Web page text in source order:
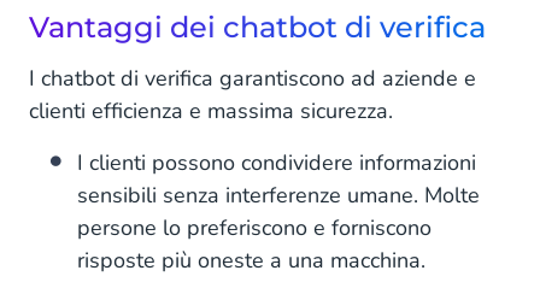
Vantaggi dei chatbot di verifica
I chatbot di verifica garantiscono ad aziende e
clienti efficienza e massima sicurezza.
I clienti possono condividere informazioni
sensibili senza interferenze umane. Molte
persone lo preferiscono e forniscono
risposte più oneste a una macchina.